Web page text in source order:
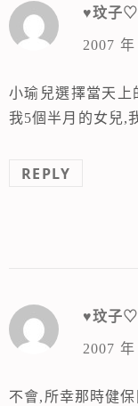
♥玟子♡
2007
小瑜兒選擇當天上
我5個半月的女兒,
REPLY
♥玟子♡
2007
不會,所幸那時健